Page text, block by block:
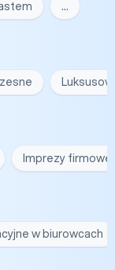
…
Imprezy firmowe
w biurowcach